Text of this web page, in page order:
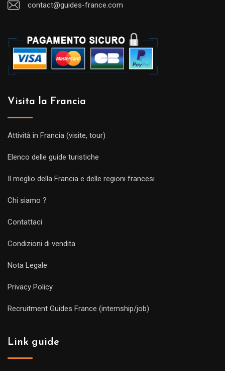
contact@guides-france.com
Visita la Francia
Attività in Francia (visite, tour)
Elenco delle guide turistiche
Il meglio della Francia e delle regioni francesi
Chi siamo ?
Contattaci
Condizioni di vendita
Nota Legale
Privacy Policy
Recruitment Guides France (internship/job)
Link guide